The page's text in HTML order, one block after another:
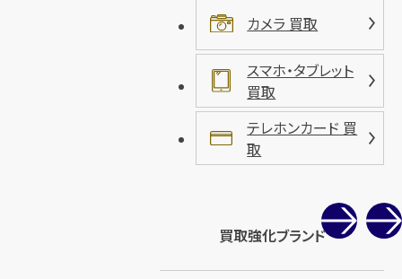
カメラ 買取
スマホ・タブレット
買取
テレホンカード 買
取
買取強化ブランド